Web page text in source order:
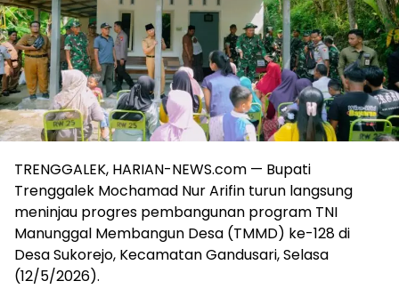
TRENGGALEK, HARIAN-NEWS.com — Bupati
Trenggalek Mochamad Nur Arifin turun langsung
meninjau progres pembangunan program TNI
Manunggal Membangun Desa (TMMD) ke-128 di
Desa Sukorejo, Kecamatan Gandusari, Selasa
(12/5/2026).